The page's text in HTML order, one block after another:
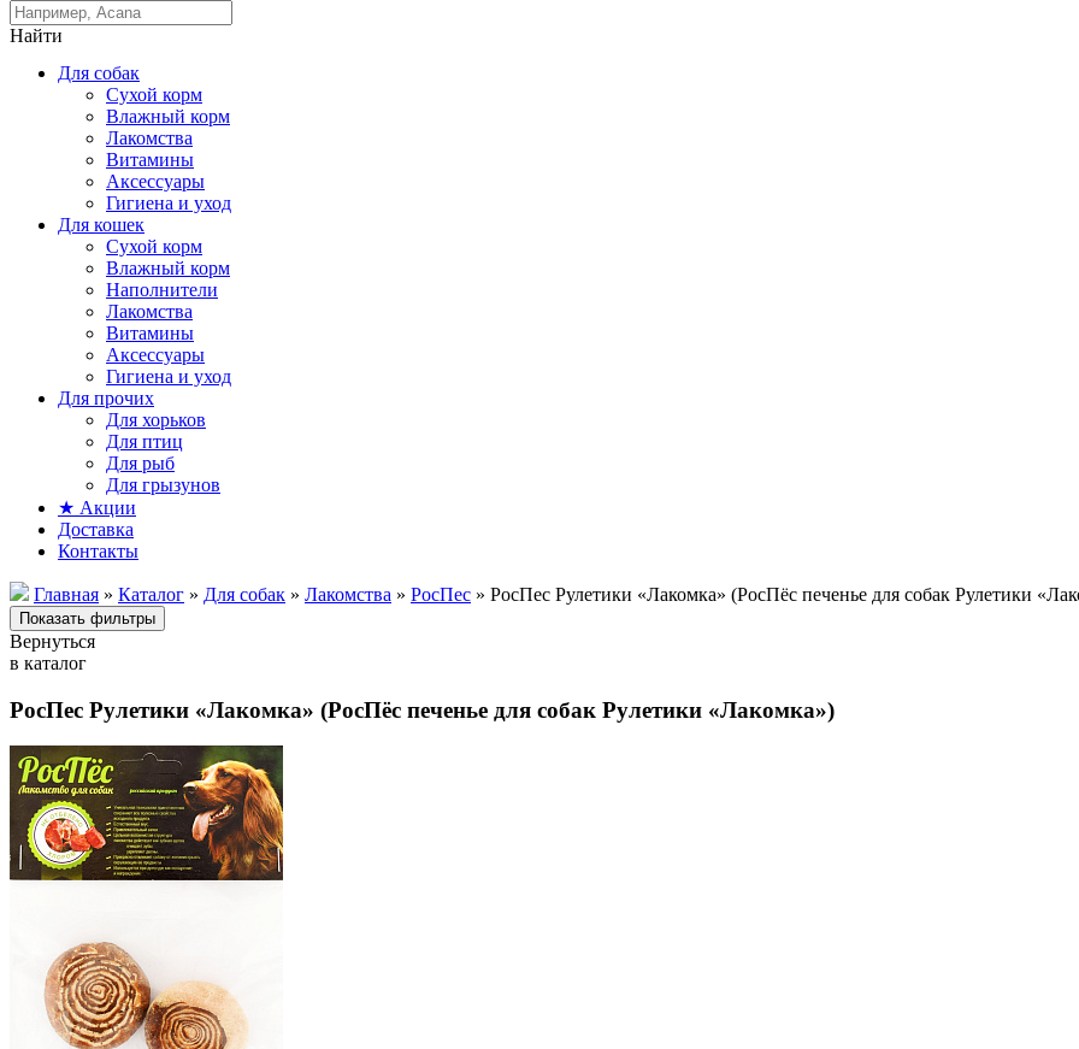
Найти
Для собак
Сухой корм
Влажный корм
Лакомства
Витамины
Аксессуары
Гигиена и уход
Для кошек
Сухой корм
Влажный корм
Наполнители
Лакомства
Витамины
Аксессуары
Гигиена и уход
Для прочих
Для хорьков
Для птиц
Для рыб
Для грызунов
★ Акции
Доставка
Контакты
Главная » Каталог » Для собак » Лакомства » РосПес » РосПес Рулетики «Лакомка» (РосПёс печенье для собак Рулетики
Вернуться
в каталог
РосПес Рулетики «Лакомка» (РосПёс печенье для собак Рулетики «Лакомка»)